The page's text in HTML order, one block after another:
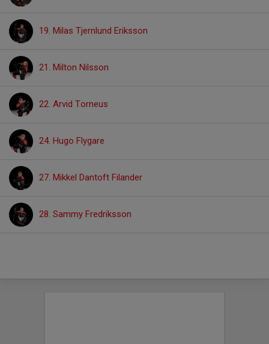
19. Milas Tjernlund Eriksson
21. Milton Nilsson
22. Arvid Torneus
24. Hugo Flygare
27. Mikkel Dantoft Filander
28. Sammy Fredriksson